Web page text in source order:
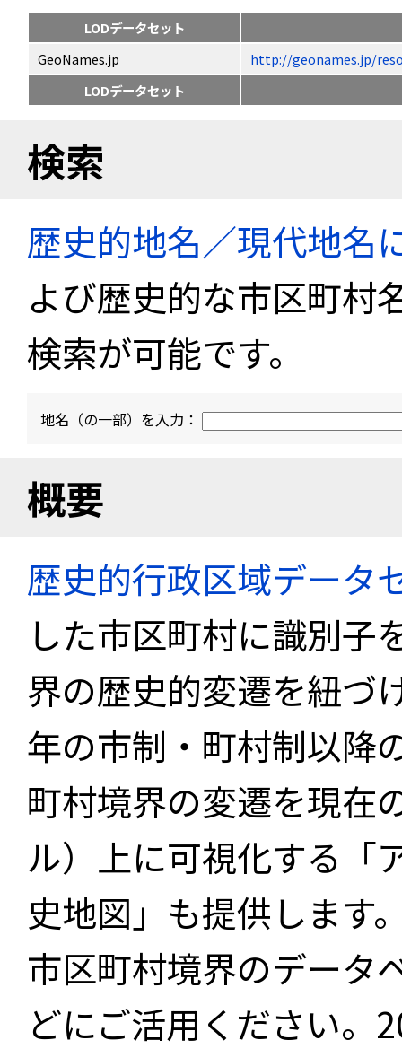
LODデータセット
GeoNames.jp
http://geonames.jp/
LODデータセット
検索
歴史的地名／現代地名
よび歴史的な市区町村
検索が可能です。
地名（の一部）を入力：
概要
歴史的行政区域データ
した市区町村に識別子
界の歴史的変遷を紐づ
年の市制・町村制以降
町村境界の変遷を現在
ル）上に可視化する「
史地図」も提供します
市区町村境界のデータ
どにご活用ください。